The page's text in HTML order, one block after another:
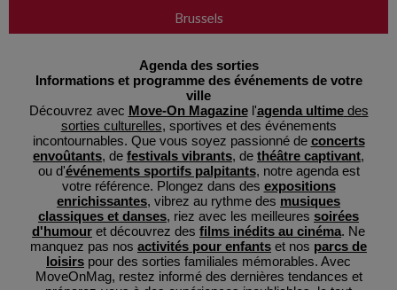
Brussels
Agenda des sorties
Informations et programme des événements de votre
ville
Découvrez avec Move-On Magazinel'agenda ultimedes
sorties culturelles, sportives et des événements
incontournables. Que vous soyez passionné de concerts
envoûtants, de festivals vibrants, de théâtre captivant,
ou d'événements sportifs palpitants, notre agenda est
votre référence. Plongez dans des expositions
enrichissantes, vibrez au rythme des musiques
classiques et danses, riez avec les meilleures soirées
d'humour et découvrez des films inédits au cinéma. Ne
manquez pas nos activités pour enfants et nos parcs de
loisirs pour des sorties familiales mémorables. Avec
MoveOnMag, restez informé des dernières tendances et